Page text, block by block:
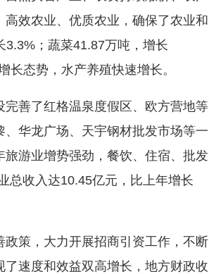
效农业、优质农业，确保了农业和
；蔬菜41.87万吨，增长
态势，水产养殖快速增长。
善了红格温泉度假区、欧方营地等
华龙广场、天宇钢材批发市场等一
游业增势强劲，餐饮、住宿、批发
总收入达10.45亿元，比上年增长
策，大力开展招商引资工作，不断
速度和效益双高增长，地方财政收